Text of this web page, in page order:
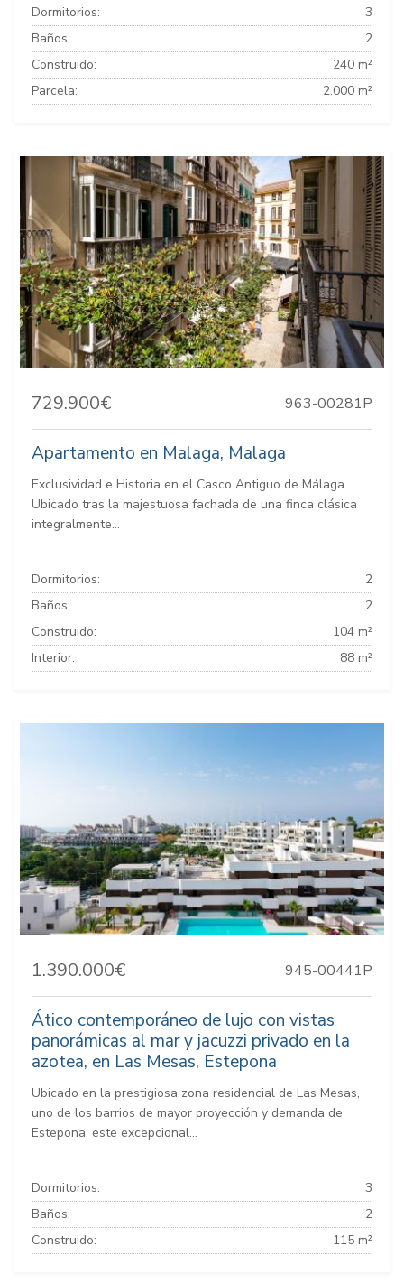
Dormitorios:
3
Baños:
2
Construido:
240 m²
Parcela:
2.000 m²
729.900€ 963-00281P
Apartamento en Malaga, Malaga
Exclusividad e Historia en el Casco Antiguo de Málaga
Ubicado tras la majestuosa fachada de una finca clásica
integralmente...
Dormitorios:
2
Baños:
2
Construido:
104 m²
Interior:
88 m²
1.390.000€ 945-00441P
Ático contemporáneo de lujo con vistas
panorámicas al mar y jacuzzi privado en la
azotea, en Las Mesas, Estepona
Ubicado en la prestigiosa zona residencial de Las Mesas,
uno de los barrios de mayor proyección y demanda de
Estepona, este excepcional...
Dormitorios:
3
Baños:
2
Construido:
115 m²